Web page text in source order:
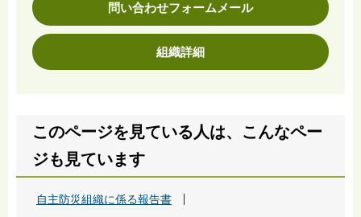
問い合わせフォームメール
組織詳細
このページを見ている人は、こんなペー
ジも見ています
自主防災組織に係る報告書